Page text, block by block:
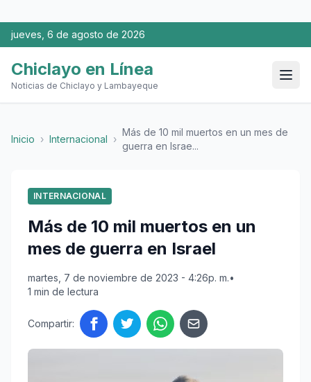
jueves, 6 de agosto de 2026
Chiclayo en Línea
Noticias de Chiclayo y Lambayeque
Inicio › Internacional ›
Más de 10 mil muertos en un mes de
guerra en Israe...
INTERNACIONAL
Más de 10 mil muertos en un
mes de guerra en Israel
martes, 7 de noviembre de 2023 - 4:26p. m.•
1 min de lectura
Compartir: